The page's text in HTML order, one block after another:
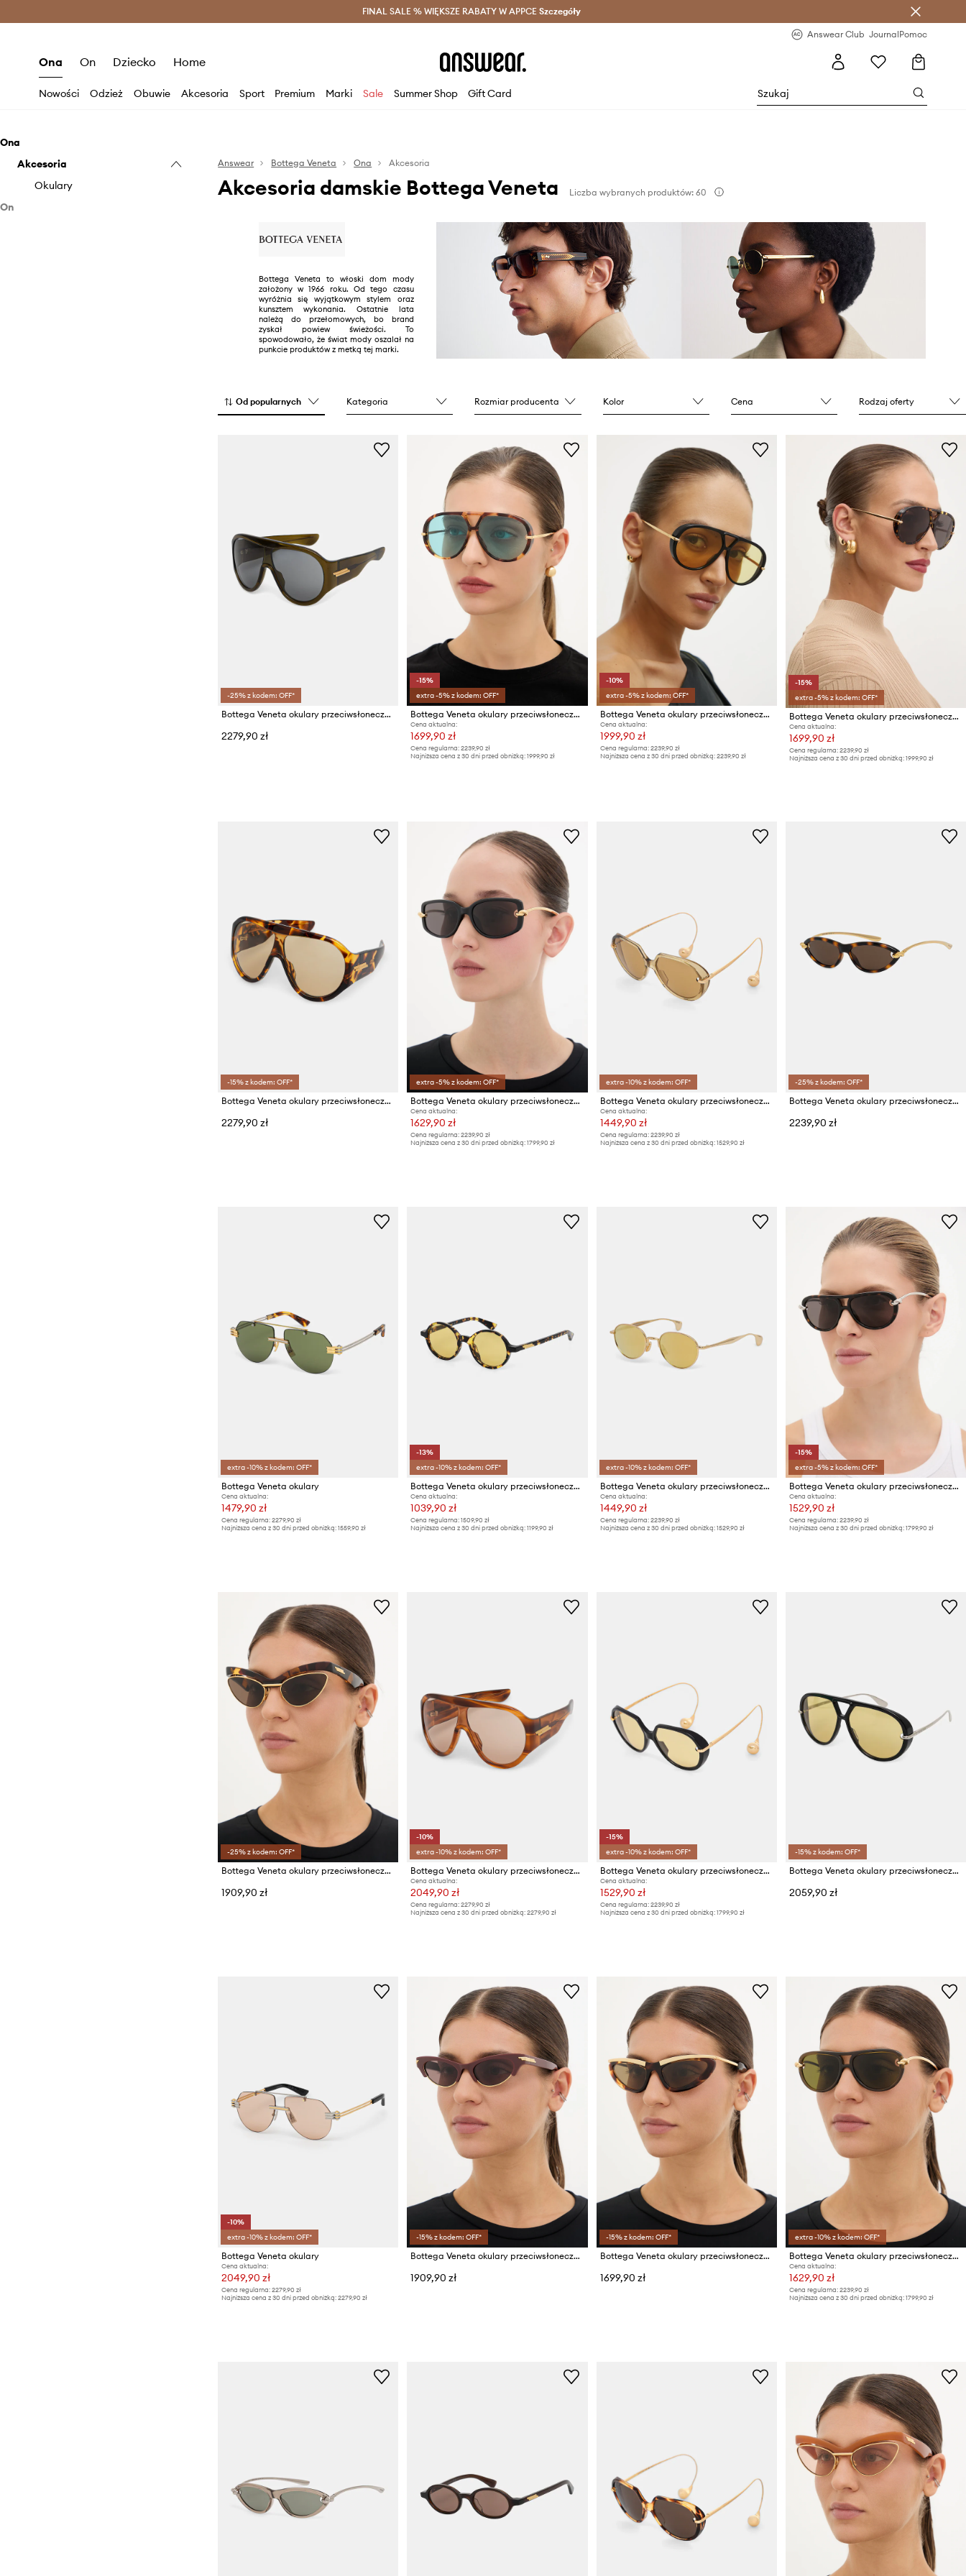
Oszczędzaj z Answear Club > Dostawa nawet w 24h >
FINAL SALE % WIĘKSZE RABATY W APPCE Szczegóły
Answear Club JournalPomoc
Ona On Dziecko Home
Nowości Odzież Obuwie Akcesoria Sport Premium Marki Sale Summer Shop Gift Card
Ona
Akcesoria
Okulary
On
Answear Bottega Veneta Ona Akcesoria
Akcesoria damskie Bottega Veneta Liczba wybranych produktów: 60
Bottega Veneta to włoski dom mody
założony w 1966 roku. Od tego czasu
wyróżnia się wyjątkowym stylem oraz
kunsztem wykonania. Ostatnie lata
należą do przełomowych, bo brand
zyskał powiew świeżości. To
spowodowało, że świat mody oszalał na
punkcie produktów z metką tej marki.
Od popularnych Kategoria Rozmiar producenta Kolor Cena Rodzaj oferty
-25% z kodem: OFF*
Bottega Veneta okulary przeciwsłoneczne
2279,90 zł
-15%
extra -5% z kodem: OFF*
Bottega Veneta okulary przeciwsłoneczne pilotki damskie
Cena aktualna:
1699,90 zł
Cena regularna: 2239,90 zł
Najniższa cena z 30 dni przed obniżką: 1999,90 zł
-10%
extra -5% z kodem: OFF*
Bottega Veneta okulary przeciwsłoneczne pilotki damskie
Cena aktualna:
1999,90 zł
Cena regularna: 2239,90 zł
Najniższa cena z 30 dni przed obniżką: 2239,90 zł
-15%
extra -5% z kodem: OFF*
Bottega Veneta okulary przeciwsłoneczne pilotki damskie
Cena aktualna:
1699,90 zł
Cena regularna: 2239,90 zł
Najniższa cena z 30 dni przed obniżką: 1999,90 zł
-15% z kodem: OFF*
Bottega Veneta okulary przeciwsłoneczne
2279,90 zł
extra -5% z kodem: OFF*
Bottega Veneta okulary przeciwsłoneczne damskie
Cena aktualna:
1629,90 zł
Cena regularna: 2239,90 zł
Najniższa cena z 30 dni przed obniżką: 1799,90 zł
extra -10% z kodem: OFF*
Bottega Veneta okulary przeciwsłoneczne
Cena aktualna:
1449,90 zł
Cena regularna: 2239,90 zł
Najniższa cena z 30 dni przed obniżką: 1529,90 zł
-25% z kodem: OFF*
Bottega Veneta okulary przeciwsłoneczne damskie
2239,90 zł
extra -10% z kodem: OFF*
Bottega Veneta okulary
Cena aktualna:
1479,90 zł
Cena regularna: 2279,90 zł
Najniższa cena z 30 dni przed obniżką: 1559,90 zł
-13%
extra -10% z kodem: OFF*
Bottega Veneta okulary przeciwsłoneczne
Cena aktualna:
1039,90 zł
Cena regularna: 1509,90 zł
Najniższa cena z 30 dni przed obniżką: 1199,90 zł
extra -10% z kodem: OFF*
Bottega Veneta okulary przeciwsłoneczne
Cena aktualna:
1449,90 zł
Cena regularna: 2239,90 zł
Najniższa cena z 30 dni przed obniżką: 1529,90 zł
-15%
extra -5% z kodem: OFF*
Bottega Veneta okulary przeciwsłoneczne damskie
Cena aktualna:
1529,90 zł
Cena regularna: 2239,90 zł
Najniższa cena z 30 dni przed obniżką: 1799,90 zł
-25% z kodem: OFF*
Bottega Veneta okulary przeciwsłoneczne kocie oczy damskie
1909,90 zł
-10%
extra -10% z kodem: OFF*
Bottega Veneta okulary przeciwsłoneczne
Cena aktualna:
2049,90 zł
Cena regularna: 2279,90 zł
Najniższa cena z 30 dni przed obniżką: 2279,90 zł
-15%
extra -10% z kodem: OFF*
Bottega Veneta okulary przeciwsłoneczne
Cena aktualna:
1529,90 zł
Cena regularna: 2239,90 zł
Najniższa cena z 30 dni przed obniżką: 1799,90 zł
-15% z kodem: OFF*
Bottega Veneta okulary przeciwsłoneczne pilotki
2059,90 zł
-10%
extra -10% z kodem: OFF*
Bottega Veneta okulary
Cena aktualna:
2049,90 zł
Cena regularna: 2279,90 zł
Najniższa cena z 30 dni przed obniżką: 2279,90 zł
-15% z kodem: OFF*
Bottega Veneta okulary przeciwsłoneczne damskie
1909,90 zł
-15% z kodem: OFF*
Bottega Veneta okulary przeciwsłoneczne kocie oczy damskie
1699,90 zł
extra -10% z kodem: OFF*
Bottega Veneta okulary przeciwsłoneczne damskie
Cena aktualna:
1629,90 zł
Cena regularna: 2239,90 zł
Najniższa cena z 30 dni przed obniżką: 1799,90 zł